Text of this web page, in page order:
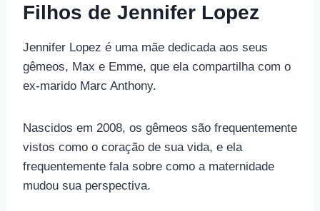
Filhos de Jennifer Lopez
Jennifer Lopez é uma mãe dedicada aos seus
gêmeos, Max e Emme, que ela compartilha com o
ex-marido Marc Anthony.
Nascidos em 2008, os gêmeos são frequentemente
vistos como o coração de sua vida, e ela
frequentemente fala sobre como a maternidade
mudou sua perspectiva.